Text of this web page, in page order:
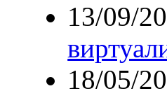
13/09/
18/05/